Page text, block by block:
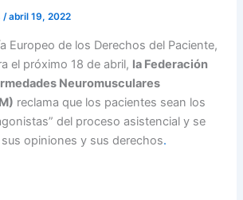
/abril 19, 2022
Europeo de los Derechos del Paciente,
el próximo 18 de abril, la Federación
Neuromusculares
reclama que los pacientes sean los
del proceso asistencial y se
opiniones y sus derechos.